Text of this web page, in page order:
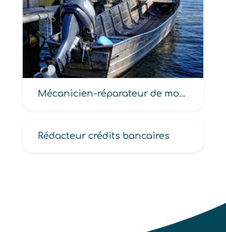
Mécanicien-réparateur de moteurs marins
Rédacteur crédits bancaires